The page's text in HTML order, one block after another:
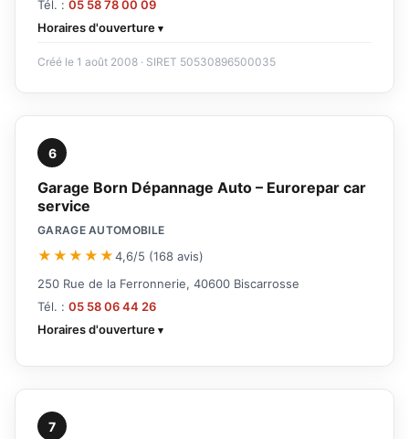
Tél. : 05 58 78 00 09
Horaires d'ouverture
Créé le 1 août 2008 · SIRET 50530896500035
6
Garage Born Dépannage Auto – Eurorepar car
service
GARAGE AUTOMOBILE
★★★★★4,6/5 (168 avis)
250 Rue de la Ferronnerie, 40600 Biscarrosse
Tél. : 05 58 06 44 26
Horaires d'ouverture
7